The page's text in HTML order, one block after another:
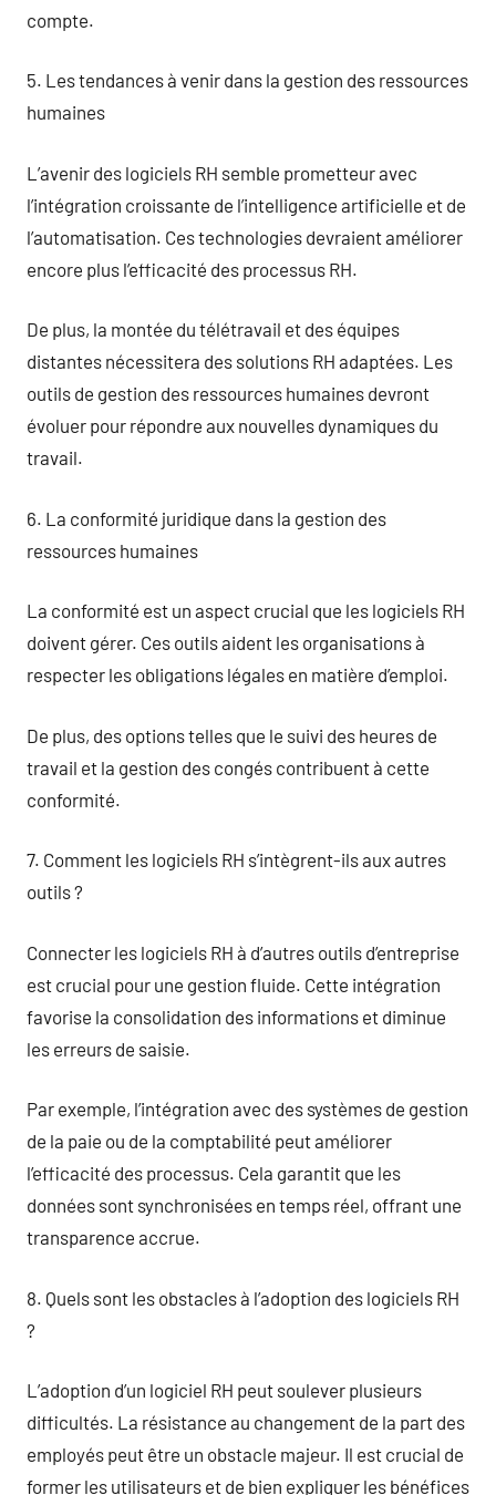
compte.
5. Les tendances à venir dans la gestion des ressources
humaines
L’avenir des logiciels RH semble prometteur avec
l’intégration croissante de l’intelligence artificielle et de
l’automatisation. Ces technologies devraient améliorer
encore plus l’efficacité des processus RH.
De plus, la montée du télétravail et des équipes
distantes nécessitera des solutions RH adaptées. Les
outils de gestion des ressources humaines devront
évoluer pour répondre aux nouvelles dynamiques du
travail.
6. La conformité juridique dans la gestion des
ressources humaines
La conformité est un aspect crucial que les logiciels RH
doivent gérer. Ces outils aident les organisations à
respecter les obligations légales en matière d’emploi.
De plus, des options telles que le suivi des heures de
travail et la gestion des congés contribuent à cette
conformité.
7. Comment les logiciels RH s’intègrent-ils aux autres
outils ?
Connecter les logiciels RH à d’autres outils d’entreprise
est crucial pour une gestion fluide. Cette intégration
favorise la consolidation des informations et diminue
les erreurs de saisie.
Par exemple, l’intégration avec des systèmes de gestion
de la paie ou de la comptabilité peut améliorer
l’efficacité des processus. Cela garantit que les
données sont synchronisées en temps réel, offrant une
transparence accrue.
8. Quels sont les obstacles à l’adoption des logiciels RH
?
L’adoption d’un logiciel RH peut soulever plusieurs
difficultés. La résistance au changement de la part des
employés peut être un obstacle majeur. Il est crucial de
former les utilisateurs et de bien expliquer les bénéfices